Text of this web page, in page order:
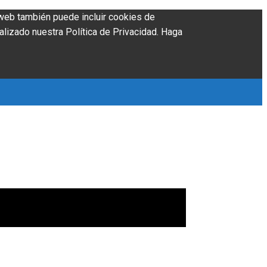
también puede incluir cookies de
nuestra Política de Privacidad. Haga